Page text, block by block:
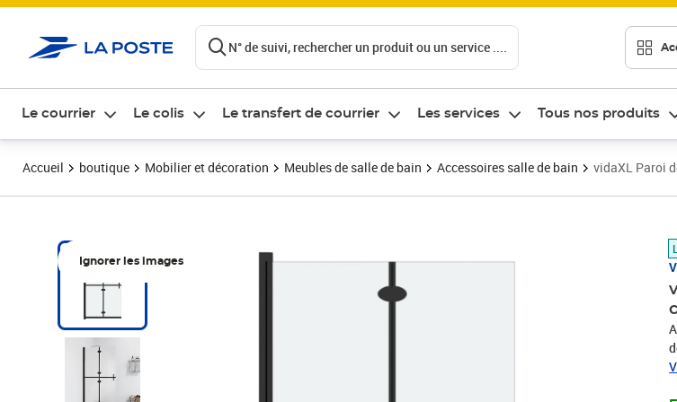
N° de suivi, rechercher un produit ou un service ....
Le courrier Le colis Le transfert de courrier Les services Tous nos produits
Accueil boutique Mobilier et décoration Meubles de salle de bain Accessoires salle de bain vidaXL Paroi
Ignorer les images